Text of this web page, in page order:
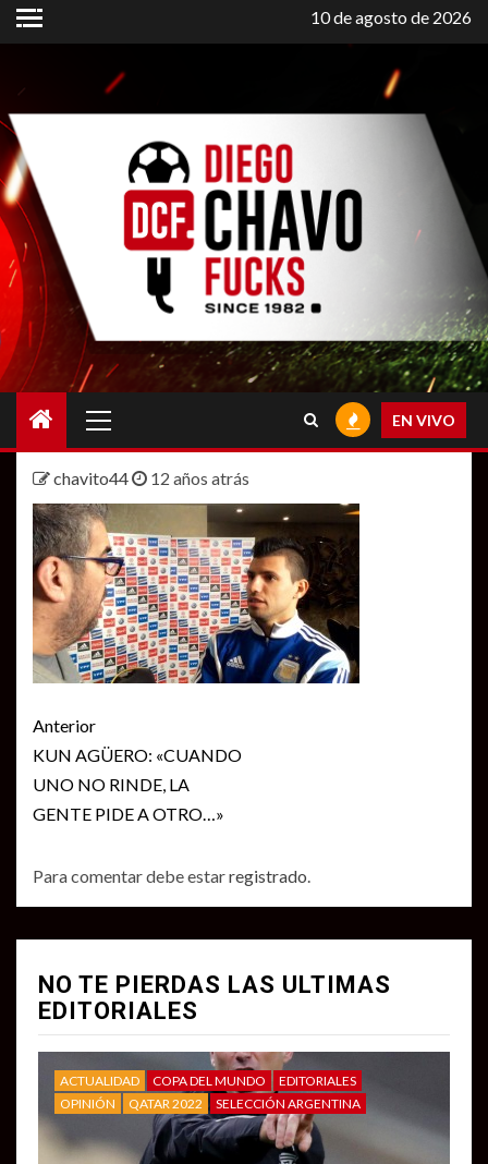
Saltar
al
10 de agosto de 2026
principal
EN VIVO
chavito44 12 años atrás
Seguir
leyendo
Anterior
KUN AGÜERO: «CUANDO
UNO NO RINDE, LA
GENTE PIDE A OTRO…»
Para comentar debe estarregistrado.
NO TE PIERDAS LAS ULTIMAS
EDITORIALES
ACTUALIDAD COPA DEL MUNDO
EDITORIALES
OPINIÓN
QATAR 2022 SELECCIÓN ARGENTINA